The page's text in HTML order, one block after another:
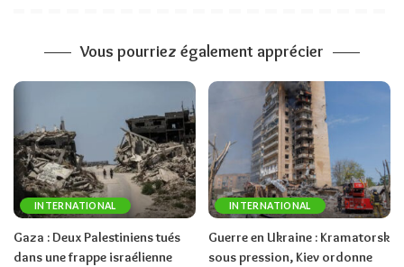
Vous pourriez également apprécier
INTERNATIONAL
Gaza : Deux Palestiniens tués
dans une frappe israélienne
INTERNATIONAL
Guerre en Ukraine : Kramatorsk
sous pression, Kiev ordonne